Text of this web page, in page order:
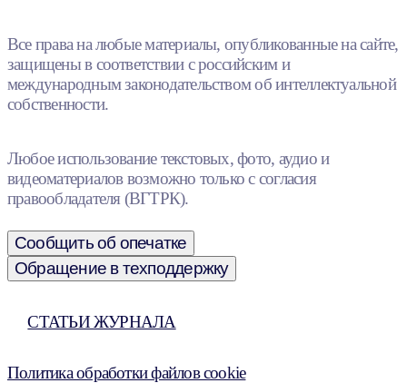
Все права на любые материалы, опубликованные на сайте,
защищены в соответствии с российским и
международным законодательством об интеллектуальной
собственности.
Любое использование текстовых, фото, аудио и
видеоматериалов возможно только с согласия
правообладателя (ВГТРК).
Сообщить об опечатке
Обращение в техподдержку
СТАТЬИ ЖУРНАЛА
Политика обработки файлов cookie